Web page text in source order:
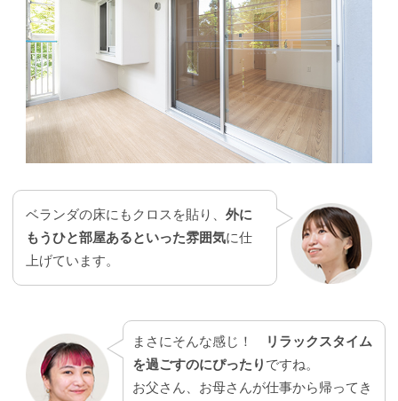
ベランダの床にもクロスを貼り、 外に
もうひと部屋あるといった雰囲気に仕
上げています。
まさにそんな感じ！
リラックスタイム
を過ごすのにぴったり ですね。
お父さん、お母さんが仕事から帰ってき